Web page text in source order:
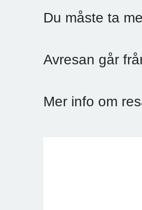
Du måste ta
Avresan går
Mer info om